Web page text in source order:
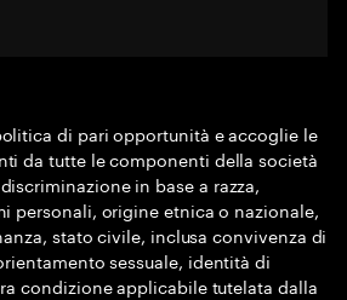
di pari opportunità e accoglie le
da tutte le componenti della società
in base a razza,
personali, origine etnica o nazionale,
stato civile, inclusa convivenza di
sessuale, identità di
condizione applicabile tutelata dalla